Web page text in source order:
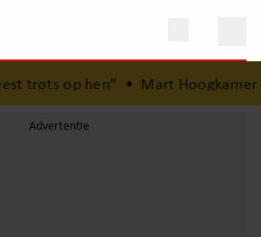
trots op hen”•Mart Hoogkamer